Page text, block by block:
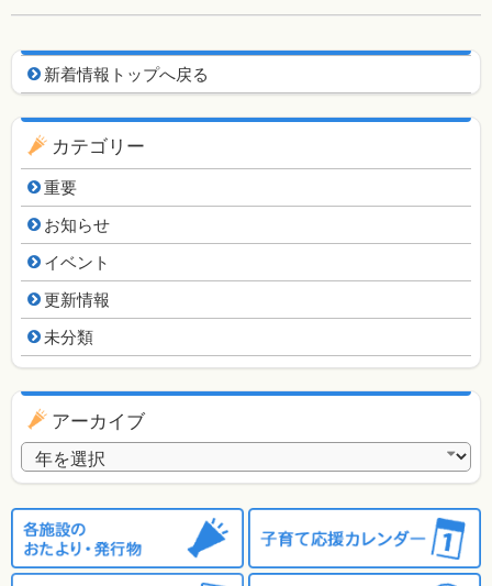
新着情報用ナビゲーション
新着情報トップへ戻る
カテゴリー
重要
お知らせ
イベント
更新情報
未分類
アーカイブ
アーカイブ